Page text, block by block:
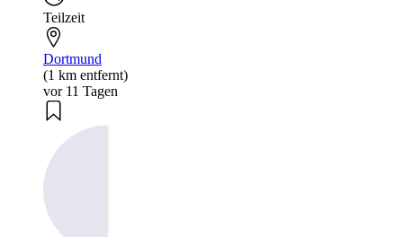
Teilzeit
Dortmund
(1 km entfernt)
vor 11 Tagen